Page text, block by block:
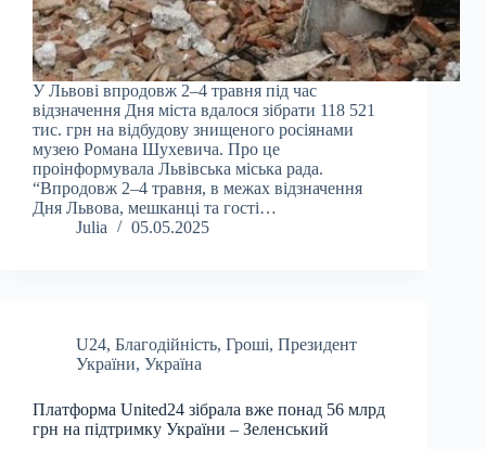
У Львові впродовж 2–4 травня під час
відзначення Дня міста вдалося зібрати 118 521
тис. грн на відбудову знищеного росіянами
музею Романа Шухевича. Про це
проінформувала Львівська міська рада.
“Впродовж 2–4 травня, в межах відзначення
Дня Львова, мешканці та гості…
Julia
05.05.2025
U24, Благодійність, Гроші, Президент
України, Україна
Платформа United24 зібрала вже понад 56 млрд
грн на підтримку України – Зеленський